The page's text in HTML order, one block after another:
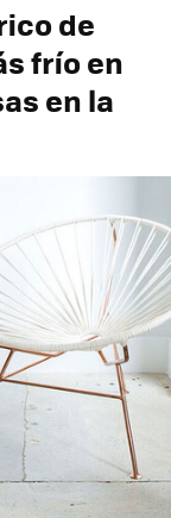
de
frío en
en la